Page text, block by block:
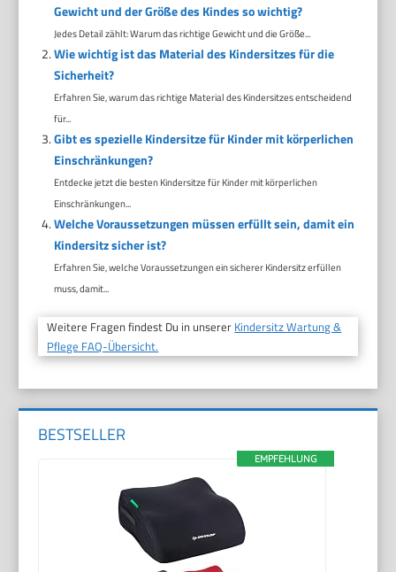
Gewicht und der Größe des Kindes so wichtig?
Jedes Detail zählt: Warum das richtige Gewicht und die Größe...
Wie wichtig ist das Material des Kindersitzes für die
Sicherheit?
Erfahren Sie, warum das richtige Material des Kindersitzes entscheidend
für...
Gibt es spezielle Kindersitze für Kinder mit körperlichen
Einschränkungen?
Entdecke jetzt die besten Kindersitze für Kinder mit körperlichen
Einschränkungen...
Welche Voraussetzungen müssen erfüllt sein, damit ein
Kindersitz sicher ist?
Erfahren Sie, welche Voraussetzungen ein sicherer Kindersitz erfüllen
muss, damit...
Weitere Fragen findest Du in unserer Kindersitz Wartung &
Pflege FAQ-Übersicht.
BESTSELLER
EMPFEHLUNG